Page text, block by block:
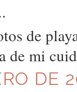
de
de mi
DE